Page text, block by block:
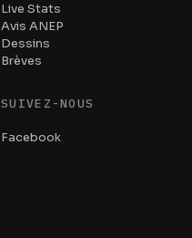
Live Stats
Avis ANEP
Dessins
Brèves
SUIVEZ-NOUS
Facebook